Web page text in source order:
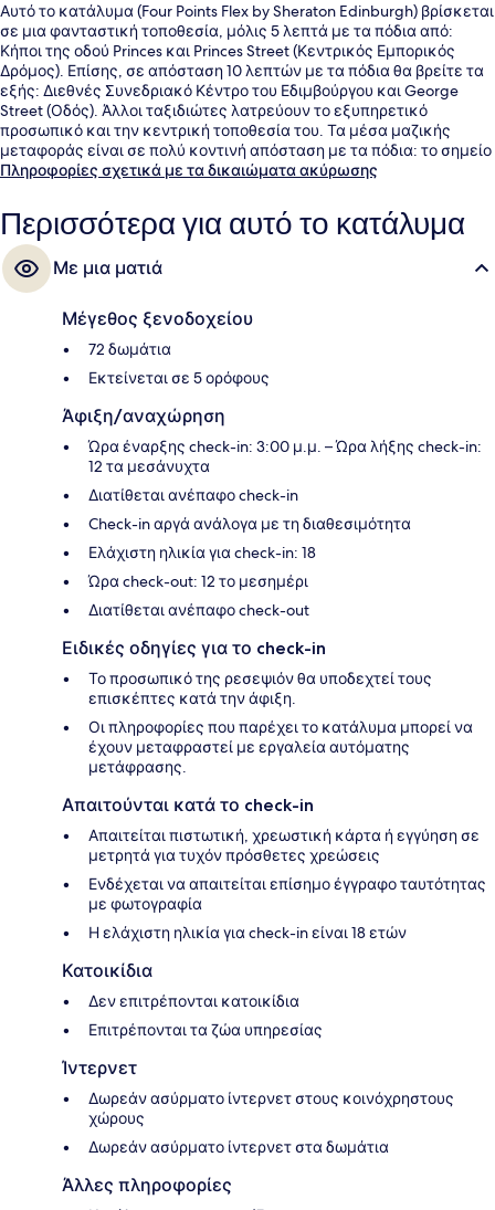
Αυτό το κατάλυμα (Four Points Flex by Sheraton Edinburgh) βρίσκεται
σε μια φανταστική τοποθεσία, μόλις 5 λεπτά με τα πόδια από:
Κήποι της οδού Princes και Princes Street (Κεντρικός Εμπορικός
Δρόμος). Επίσης, σε απόσταση 10 λεπτών με τα πόδια θα βρείτε τα
εξής: Διεθνές Συνεδριακό Κέντρο του Εδιμβούργου και George
Street (Οδός). Άλλοι ταξιδιώτες λατρεύουν το εξυπηρετικό
προσωπικό και την κεντρική τοποθεσία του. Τα μέσα μαζικής
μεταφοράς είναι σε πολύ κοντινή απόσταση με τα πόδια: το σημείο
επιβίβασης Σταση Τραμ Princes Street βρίσκεται σε απόσταση 9
βρίσκεται σε απόσταση 10 λεπτών.
Πληροφορίες σχετικά με τα δικαιώματα ακύρωσης
Περισσότερα για αυτό το κατάλυμα
Με μια ματιά
Μέγεθος ξενοδοχείου
72 δωμάτια
Εκτείνεται σε 5 ορόφους
Άφιξη/αναχώρηση
Ώρα έναρξης check-in: 3:00 μ.μ. – Ώρα λήξης check-in:
12 τα μεσάνυχτα
Διατίθεται ανέπαφο check-in
Check-in αργά ανάλογα με τη διαθεσιμότητα
Ελάχιστη ηλικία για check-in: 18
Ώρα check-out: 12 το μεσημέρι
Διατίθεται ανέπαφο check-out
Ειδικές οδηγίες για το check-in
Το προσωπικό της ρεσεψιόν θα υποδεχτεί τους
επισκέπτες κατά την άφιξη.
Οι πληροφορίες που παρέχει το κατάλυμα μπορεί να
έχουν μεταφραστεί με εργαλεία αυτόματης
μετάφρασης.
Απαιτούνται κατά το check-in
Απαιτείται πιστωτική, χρεωστική κάρτα ή εγγύηση σε
μετρητά για τυχόν πρόσθετες χρεώσεις
Ενδέχεται να απαιτείται επίσημο έγγραφο ταυτότητας
με φωτογραφία
Η ελάχιστη ηλικία για check-in είναι 18 ετών
Κατοικίδια
Δεν επιτρέπονται κατοικίδια
Επιτρέπονται τα ζώα υπηρεσίας
Ίντερνετ
Δωρεάν ασύρματο ίντερνετ στους κοινόχρηστους
χώρους
Δωρεάν ασύρματο ίντερνετ στα δωμάτια
Άλλες πληροφορίες